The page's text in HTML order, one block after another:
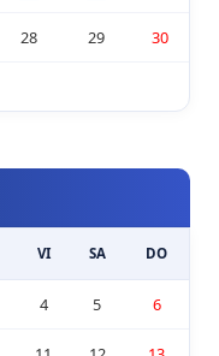
28 29 30
VI SA DO
4 5 6